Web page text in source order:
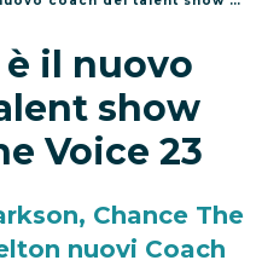
è il nuovo
show
Voice 23
Chance The
nuovi Coach